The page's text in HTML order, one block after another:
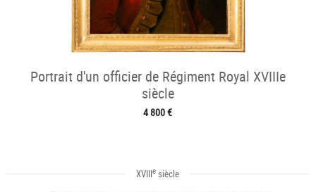
Portrait d'un officier de Régiment Royal XVIIIe
siècle
4 800 €
XVIIIe siècle